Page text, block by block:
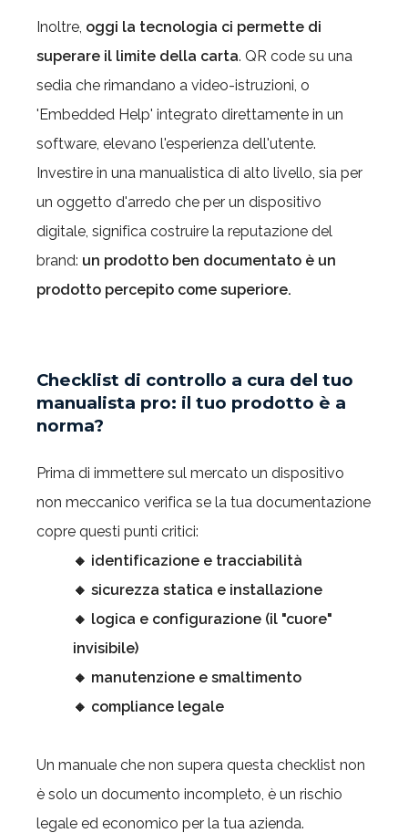
Inoltre, oggi la tecnologia ci permette di
superare il limite della carta. QR code su una
sedia che rimandano a video-istruzioni, o
'Embedded Help' integrato direttamente in un
software, elevano l'esperienza dell'utente.
Investire in una manualistica di alto livello, sia per
un oggetto d'arredo che per un dispositivo
digitale, significa costruire la reputazione del
brand: un prodotto ben documentato è un
prodotto percepito come superiore.
Checklist di controllo a cura del tuo
manualista pro: il tuo prodotto è a
norma?
Prima di immettere sul mercato un dispositivo
non meccanico verifica se la tua documentazione
copre questi punti critici:
🔸 identificazione e tracciabilità
🔸 sicurezza statica e installazione
🔸 logica e configurazione (il "cuore"
invisibile)
🔸 manutenzione e smaltimento
🔸 compliance legale
Un manuale che non supera questa checklist non
è solo un documento incompleto, è un rischio
legale ed economico per la tua azienda.